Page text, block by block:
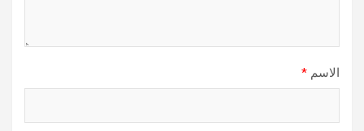
الاسم *